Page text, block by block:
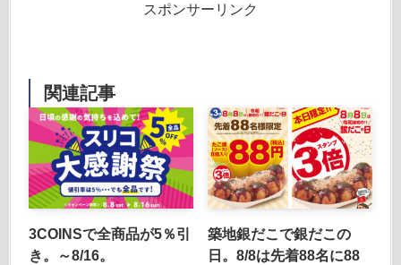
スポンサーリンク
関連記事
3COINSで全商品が5％引
き。～8/16。
築地銀だこで銀だこの
日。8/8は先着88名に88